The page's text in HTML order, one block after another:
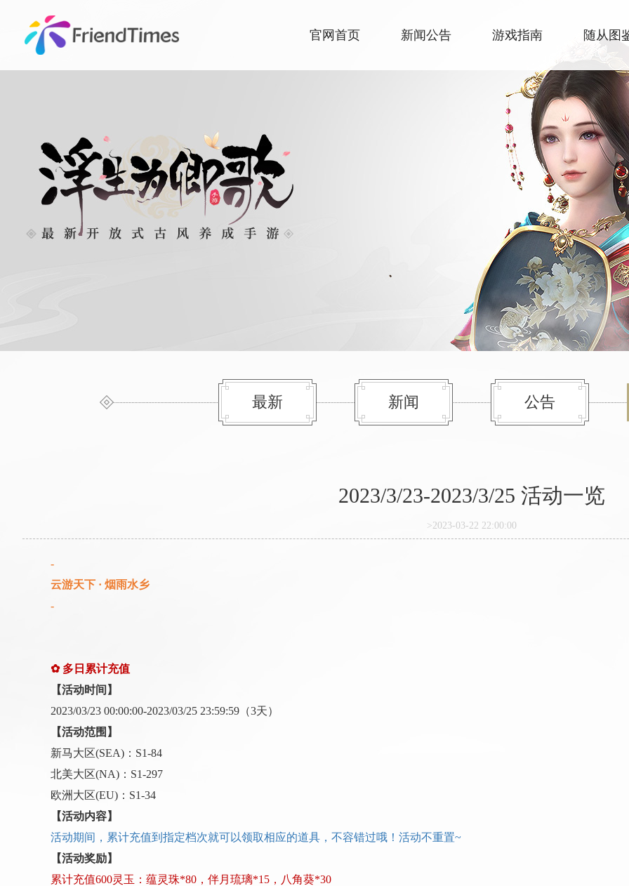
官网首页 新闻公告 游戏指南 随从图
最新 新闻 公告
2023/3/23-2023/3/25 活动一览
>2023-03-22 22:00:00
-
云游天下 · 烟雨水乡
-
✿ 多日累计充值
【活动时间】
2023/03/23 00:00:00-2023/03/25 23:59:59 （3天）
【活动范围】
新马大区(SEA)：S1-84
北美大区(NA)：S1-297
欧洲大区(EU)：S1-34
【活动内容】
活动期间，累计充值到指定档次就可以领取相应的道具，不容错过哦！活动不重置~
【活动奖励】
累计充值600灵玉：蕴灵珠*80，伴月琉璃*15，八角葵*30